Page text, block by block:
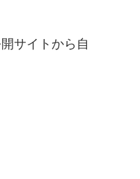
サイトから自